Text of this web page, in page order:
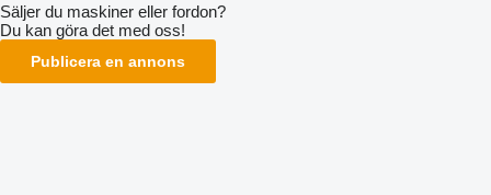
Säljer du maskiner eller fordon?
Du kan göra det med oss!
Publicera en annons